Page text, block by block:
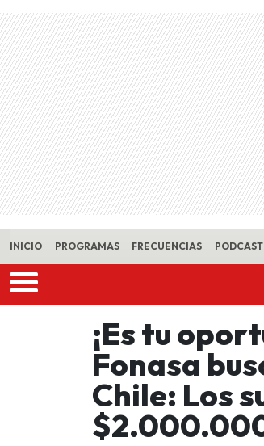
Skip to main content
INICIO PROGRAMAS FRECUENCIAS PODCAST
¡Es tu
Fonasa
Chile: Los